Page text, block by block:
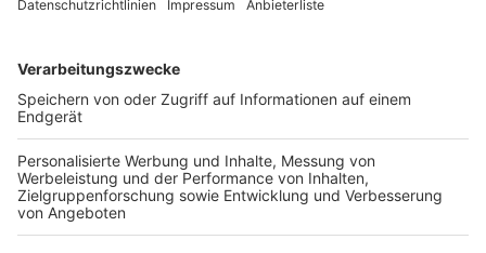
TOP-VEREINE
TOP-PARTNER